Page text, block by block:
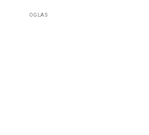
OGLAS